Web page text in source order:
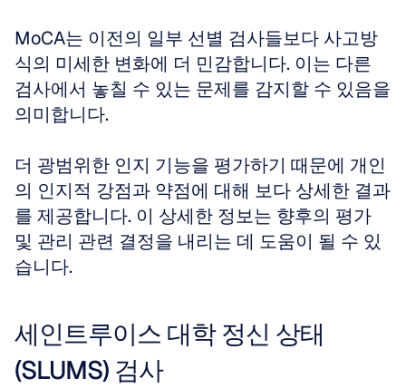
MoCA는 이전의 일부 선별 검사들보다 사고방
식의 미세한 변화에 더 민감합니다. 이는 다른
검사에서 놓칠 수 있는 문제를 감지할 수 있음을
의미합니다.
더 광범위한 인지 기능을 평가하기 때문에 개인
의 인지적 강점과 약점에 대해 보다 상세한 결과
를 제공합니다. 이 상세한 정보는 향후의 평가
및 관리 관련 결정을 내리는 데 도움이 될 수 있
습니다.
세인트루이스 대학 정신 상태
(SLUMS) 검사